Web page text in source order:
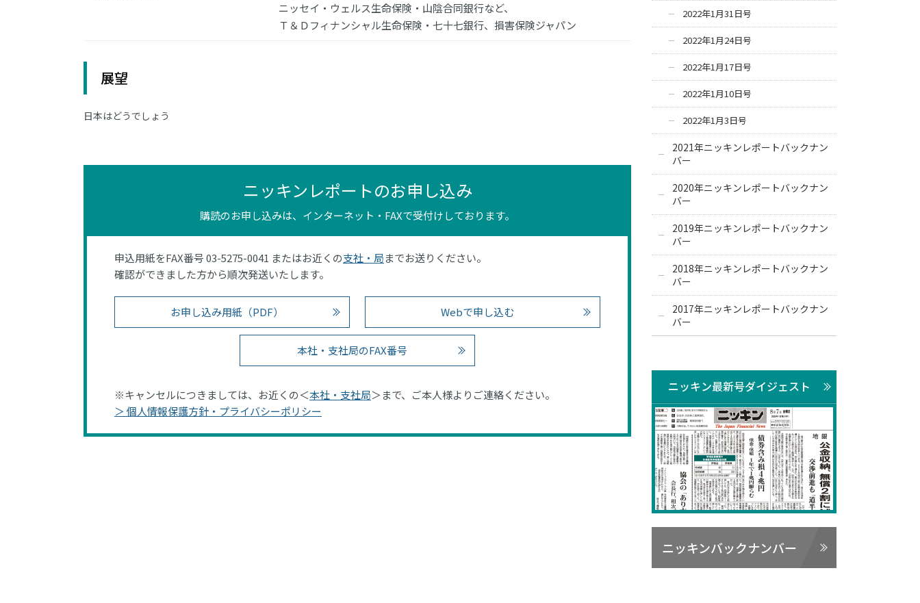
ニッセイ・ウェルス生命保険・山陰合同銀行など、
Ｔ＆Ｄフィナンシャル生命保険・七十七銀行、損害保険ジャパン
展望
日本はどうでしょう
ニッキンレポートのお申し込み
購読のお申し込みは、インターネット・FAXで受付けしております。
申込用紙をFAX番号 03-5275-0041 またはお近くの支社・局までお送りください。
確認ができました方から順次発送いたします。
お申し込み用紙（PDF） Webで申し込む
本社・支社局のFAX番号
※キャンセルにつきましては、お近くの＜本社・支社局＞まで、ご本人様よりご連絡ください。
＞ 個人情報保護方針・プライバシーポリシー
2022年1月31日号
2022年1月24日号
2022年1月17日号
2022年1月10日号
2022年1月3日号
2021年ニッキンレポートバックナン
バー
2020年ニッキンレポートバックナン
バー
2019年ニッキンレポートバックナン
バー
2018年ニッキンレポートバックナン
バー
2017年ニッキンレポートバックナン
バー
ニッキン最新号ダイジェスト
ニッキンバックナンバー